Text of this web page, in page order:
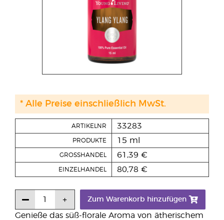
Genieße das süß-florale Aroma von ätherischem
ARTIKELNR 33283
PRODUKTE 15 ml
GROSSHANDEL 61,39 €
EINZELHANDEL 80,78 €
Zum Warenkorb hinzufügen
* Alle Preise einschließlich MwSt.